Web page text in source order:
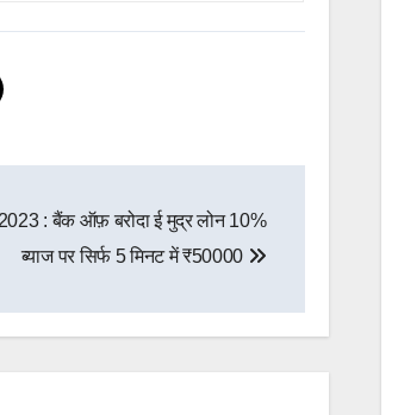
: बैंक ऑफ़ बरोदा ई मुद्र लोन 10%
ब्याज पर सिर्फ 5 मिनट में ₹50000